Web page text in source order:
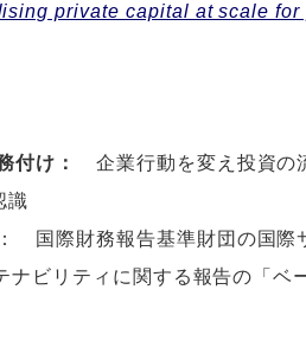
private capital at scale
付け： 企業行動を変え投資の
識
： 国際財務報告基準財団の国際
ビリティに関する報告の「ベ